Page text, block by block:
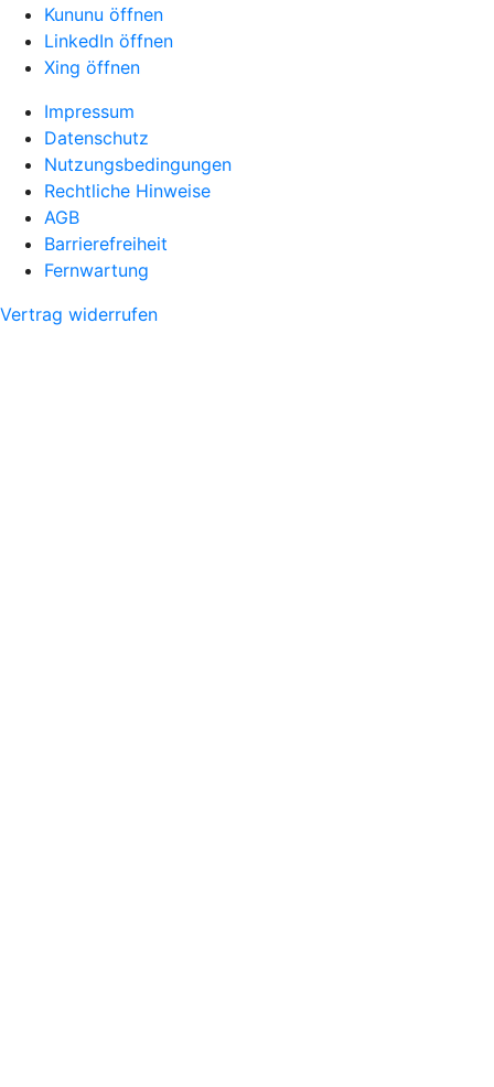
Kununu öffnen
LinkedIn öffnen
Xing öffnen
Impressum
Datenschutz
Nutzungsbedingungen
Rechtliche Hinweise
AGB
Barrierefreiheit
Fernwartung
Vertrag widerrufen